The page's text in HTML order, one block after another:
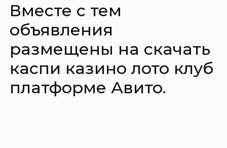
Вместе с тем
объявления
размещены на скачать
каспи казино лото клуб
платформе Авито.